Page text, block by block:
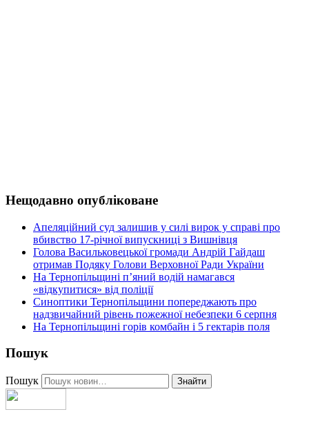
Нещодавно опубліковане
Апеляційний суд залишив у силі вирок у справі про
вбивство 17-річної випускниці з Вишнівця
Голова Васильковецької громади Андрій Гайдаш
отримав Подяку Голови Верховної Ради України
На Тернопільщині п’яний водій намагався
«відкупитися» від поліції
Синоптики Тернопільщини попереджають про
надзвичайний рівень пожежної небезпеки 6 серпня
На Тернопільщині горів комбайн і 5 гектарів поля
Пошук
Пошук Знайти